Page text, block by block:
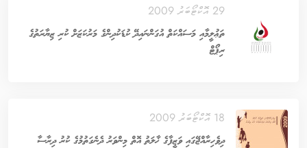
29 އޮކްޓޯބަރު 2009
ތަޢުލީމާއި މަސައްކަތް އުގަންނައިދޭ ކުޑަކުދިންގެ މަރުކަޒަށް ކުރި ޒިޔާރަތުގެ
ރިޕޯޓް
18 އޮކްޓޯބަރު 2009
ދިވެހިރާއްޖޭގައި ވަޒީފާގެ ޚާލަތު އޮތް މިންވަރު ދެނެގަތުމުގެ ކުރު ދިރާސާ